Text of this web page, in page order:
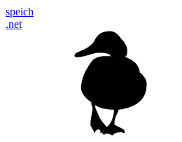
speich
.net